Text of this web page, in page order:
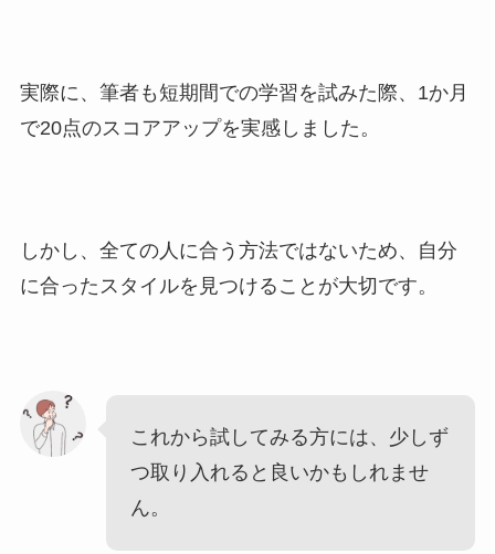
実際に、筆者も短期間での学習を試みた際、1か月
で20点のスコアアップを実感しました。
しかし、全ての人に合う方法ではないため、自分
に合ったスタイルを見つけることが大切です。
これから試してみる方には、少しず
つ取り入れると良いかもしれませ
ん。